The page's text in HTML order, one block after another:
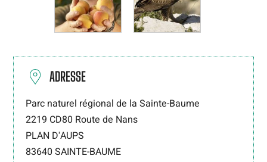
ADRESSE
Parc naturel régional de la Sainte-Baume
2219 CD80 Route de Nans
PLAN D'AUPS
83640 SAINTE-BAUME